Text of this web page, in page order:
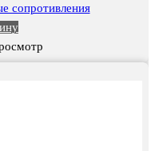
сопротивления